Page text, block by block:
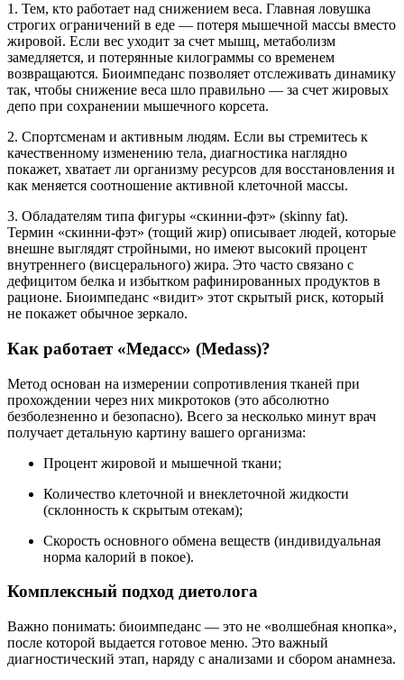
1. Тем, кто работает над снижением веса. Главная ловушка
строгих ограничений в еде — потеря мышечной массы вместо
жировой. Если вес уходит за счет мышц, метаболизм
замедляется, и потерянные килограммы со временем
возвращаются. Биоимпеданс позволяет отслеживать динамику
так, чтобы снижение веса шло правильно — за счет жировых
депо при сохранении мышечного корсета.
2. Спортсменам и активным людям. Если вы стремитесь к
качественному изменению тела, диагностика наглядно
покажет, хватает ли организму ресурсов для восстановления и
как меняется соотношение активной клеточной массы.
3. Обладателям типа фигуры «скинни-фэт» (skinny fat).
Термин «скинни-фэт» (тощий жир) описывает людей, которые
внешне выглядят стройными, но имеют высокий процент
внутреннего (висцерального) жира. Это часто связано с
дефицитом белка и избытком рафинированных продуктов в
рационе. Биоимпеданс «видит» этот скрытый риск, который
не покажет обычное зеркало.
Как работает «Медасс» (Medass)?
Метод основан на измерении сопротивления тканей при
прохождении через них микротоков (это абсолютно
безболезненно и безопасно). Всего за несколько минут врач
получает детальную картину вашего организма:
Процент жировой и мышечной ткани;
Количество клеточной и внеклеточной жидкости
(склонность к скрытым отекам);
Скорость основного обмена веществ (индивидуальная
норма калорий в покое).
Комплексный подход диетолога
Важно понимать: биоимпеданс — это не «волшебная кнопка»,
после которой выдается готовое меню. Это важный
диагностический этап, наряду с анализами и сбором анамнеза.